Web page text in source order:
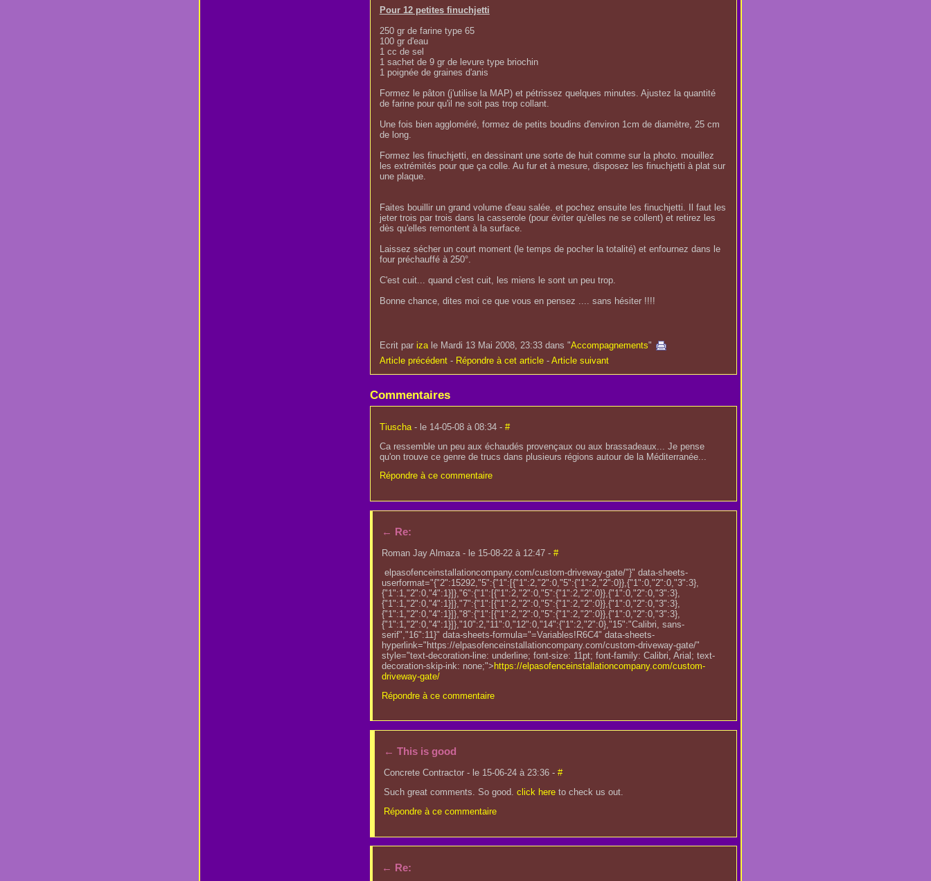
Pour 12 petites finuchjetti
250 gr de farine type 65
100 gr d'eau
1 cc de sel
1 sachet de 9 gr de levure type briochin
1 poignée de graines d'anis
Formez le pâton (j'utilise la MAP) et pétrissez quelques minutes. Ajustez la quantité
de farine pour qu'il ne soit pas trop collant.
Une fois bien aggloméré, formez de petits boudins d'environ 1cm de diamètre, 25 cm
de long.
Formez les finuchjetti, en dessinant une sorte de huit comme sur la photo. mouillez
les extrémités pour que ça colle. Au fur et à mesure, disposez les finuchjetti à plat sur
une plaque.
Faites bouillir un grand volume d'eau salée. et pochez ensuite les finuchjetti. Il faut les
jeter trois par trois dans la casserole (pour éviter qu'elles ne se collent) et retirez les
dès qu'elles remontent à la surface.
Laissez sécher un court moment (le temps de pocher la totalité) et enfournez dans le
four préchauffé à 250°.
C'est cuit... quand c'est cuit, les miens le sont un peu trop.
Bonne chance, dites moi ce que vous en pensez .... sans hésiter !!!!
Ecrit par izale Mardi 13 Mai 2008, 23:33 dans "Accompagnements"
Article précédent- Répondre à cet article- Article suivant
Commentaires
Tiuscha- le 14-05-08 à 08:34 - #
Ca ressemble un peu aux échaudés provençaux ou aux brassadeaux... Je pense
qu'on trouve ce genre de trucs dans plusieurs régions autour de la Méditerranée...
Répondre à ce commentaire
← Re:
Roman Jay Almaza - le 15-08-22 à 12:47 - #
elpasofenceinstallationcompany.com/custom-driveway-gate/"}" data-sheets-
userformat="{"2":15292,"5":{"1":[{"1":2,"2":0,"5":{"1":2,"2":0}},{"1":0,"2":0,"3":3},
{"1":1,"2":0,"4":1}]},"6":{"1":[{"1":2,"2":0,"5":{"1":2,"2":0}},{"1":0,"2":0,"3":3},
{"1":1,"2":0,"4":1}]},"7":{"1":[{"1":2,"2":0,"5":{"1":2,"2":0}},{"1":0,"2":0,"3":3},
{"1":1,"2":0,"4":1}]},"8":{"1":[{"1":2,"2":0,"5":{"1":2,"2":0}},{"1":0,"2":0,"3":3},
{"1":1,"2":0,"4":1}]},"10":2,"11":0,"12":0,"14":{"1":2,"2":0},"15":"Calibri, sans-
serif","16":11}" data-sheets-formula="=Variables!R6C4" data-sheets-
hyperlink="https://elpasofenceinstallationcompany.com/custom-driveway-gate/"
style="text-decoration-line: underline; font-size: 11pt; font-family: Calibri, Arial; text-
decoration-skip-ink: none;"> https://elpasofenceinstallationcompany.com/custom-
driveway-gate/
Répondre à ce commentaire
← This is good
Concrete Contractor - le 15-06-24 à 23:36 - #
Such great comments. So good. click hereto check us out.
Répondre à ce commentaire
← Re: